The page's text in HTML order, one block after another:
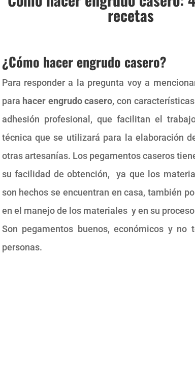
recetas
¿Cómo hacer engrudo casero?
Para responder a la pregunta voy a
para hacer engrudo casero, con
adhesión profesional, que facilitan el
técnica que se utilizará para la elaboración
otras artesanías. Los pegamentos caseros
su facilidad de obtención, ya que los
son hechos se encuentran en casa, también
en el manejo de los materiales y en su
Son pegamentos buenos, económicos y no
personas.